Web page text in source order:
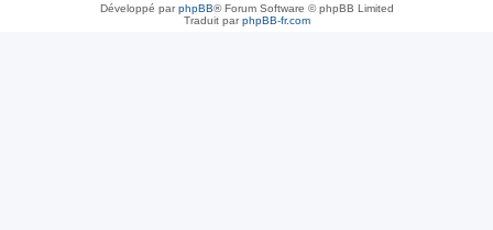
Développé parphpBB® Forum Software © phpBB Limited
Traduit parphpBB-fr.com